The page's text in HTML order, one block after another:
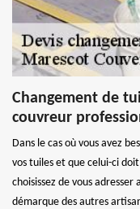
Changement de
couvreur
Dans le cas où vous avez
vos tuiles et que celui-ci
choisissez de vous
démarque des autres